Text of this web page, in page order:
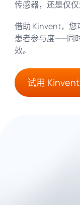
传感器，还是仅
借助 Kinvent，您
患者参与度——同
效。
试用